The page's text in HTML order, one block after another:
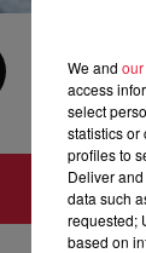
We and
access
select
statistics or
profiles to
Deliver
data such
requested;
based on